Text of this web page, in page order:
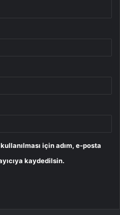
için adım, e-posta
kaydedilsin.